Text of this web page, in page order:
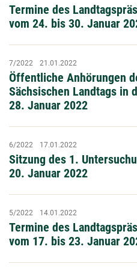
Termine des
vom 24. bis 30. Januar
Öffentliche Anhörungen
Sächsischen Landtags in
28. Januar 2022
7/2022 21.01.2022
Sitzung des 1.
20. Januar 2022
6/2022 17.01.2022
Termine des
vom 17. bis 23. Januar
5/2022 14.01.2022